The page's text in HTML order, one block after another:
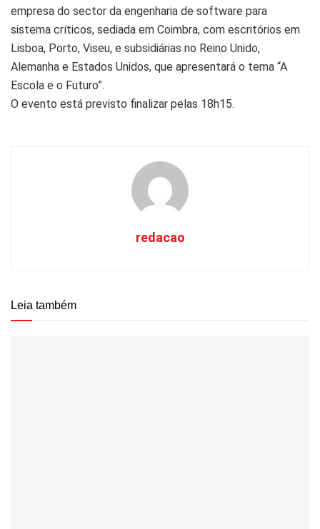
empresa do sector da engenharia de software para
sistema críticos, sediada em Coimbra, com escritórios em
Lisboa, Porto, Viseu, e subsidiárias no Reino Unido,
Alemanha e Estados Unidos, que apresentará o tema “A
Escola e o Futuro”.
O evento está previsto finalizar pelas 18h15.
redacao
Leia também